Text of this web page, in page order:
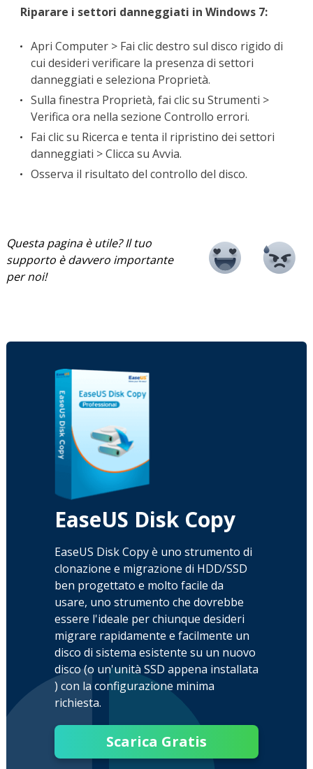
Riparare i settori danneggiati in Windows 7:
Apri Computer > Fai clic destro sul disco rigido di
cui desideri verificare la presenza di settori
danneggiati e seleziona Proprietà.
Sulla finestra Proprietà, fai clic su Strumenti >
Verifica ora nella sezione Controllo errori.
Fai clic su Ricerca e tenta il ripristino dei settori
danneggiati > Clicca su Avvia.
Osserva il risultato del controllo del disco.
Questa pagina è utile? Il tuo
supporto è davvero importante
per noi!
EaseUS Disk Copy
EaseUS Disk Copy è uno strumento di
clonazione e migrazione di HDD/SSD
ben progettato e molto facile da
usare, uno strumento che dovrebbe
essere l'ideale per chiunque desideri
migrare rapidamente e facilmente un
disco di sistema esistente su un nuovo
disco (o un'unità SSD appena installata
) con la configurazione minima
richiesta.
Scarica Gratis